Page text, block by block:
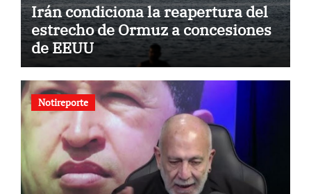
Irán condiciona la reapertura del
estrecho de Ormuz a concesiones
de EEUU
Notireporte